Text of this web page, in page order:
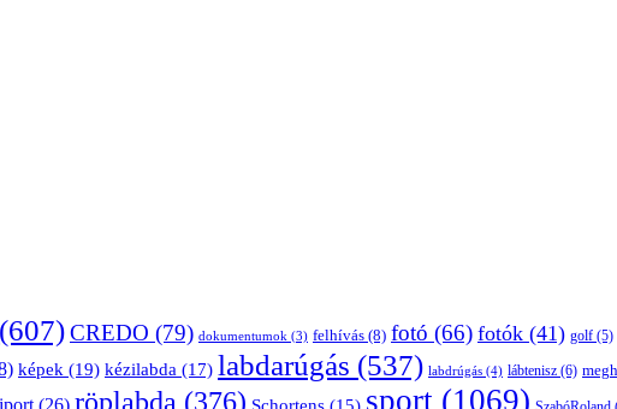
(607)CREDO (79) dokumentumok (3) felhívás (8) fotó (66) fotók (41) golf (5)
képek (19) kézilabda (17) labdarúgás (537) labdrúgás (4) lábtenisz (6)
röplabda (376) sport (1069)